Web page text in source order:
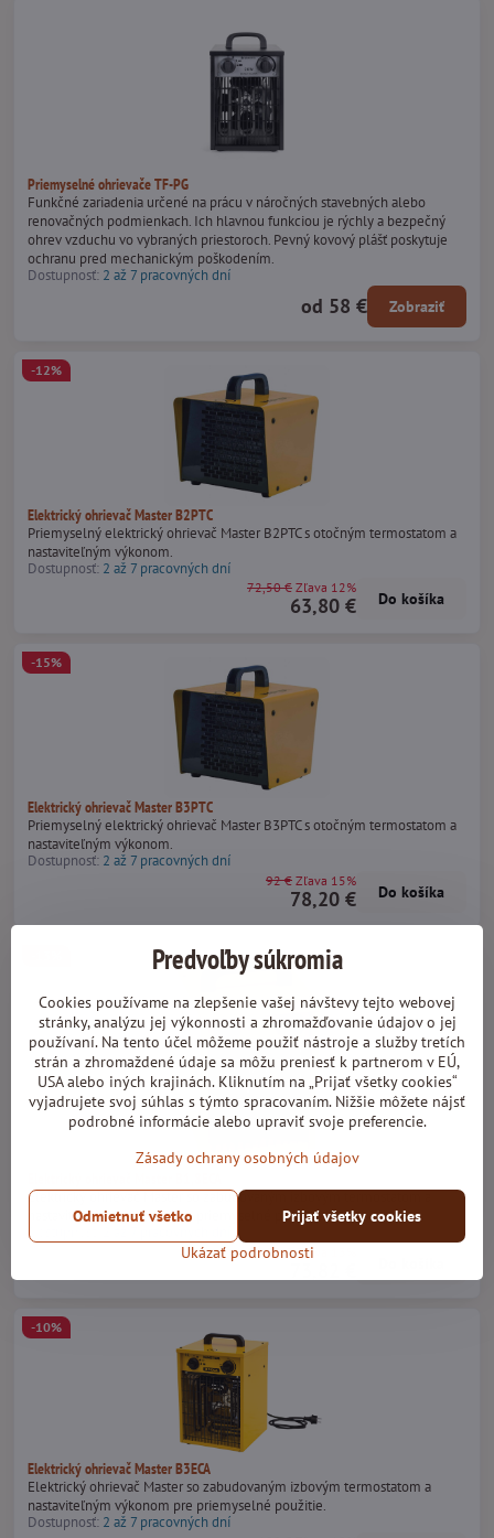
Priemyselné ohrievače TF-PG
Funkčné zariadenia určené na prácu v náročných stavebných alebo
renovačných podmienkach. Ich hlavnou funkciou je rýchly a bezpečný
ohrev vzduchu vo vybraných priestoroch. Pevný kovový plášť poskytuje
ochranu pred mechanickým poškodením.
Dostupnosť: 2 až 7 pracovných dní
od 58 € Zobraziť
Elektrický ohrievač Master B2PTC
-12%
Priemyselný elektrický ohrievač Master B2PTC s otočným termostatom a
nastaviteľným výkonom.
Dostupnosť: 2 až 7 pracovných dní
63,80 €
72,50 € Zľava 12%
Do košíka
Elektrický ohrievač Master B3PTC
-15%
Priemyselný elektrický ohrievač Master B3PTC s otočným termostatom a
nastaviteľným výkonom.
Dostupnosť: 2 až 7 pracovných dní
78,20 €
92 € Zľava 15%
Do košíka
Elektrický ohrievač Master so zabudovaným izbovým termostatom a
nastaviteľným výkonom pre priemyselné použitie.
Dostupnosť:
84,85 € Zľava 13%
Elektrický ohrievač Master B3ECA
-10%
Elektrický ohrievač Master so zabudovaným izbovým termostatom a
nastaviteľným výkonom pre priemyselné použitie.
Dostupnosť: 2 až 7 pracovných dní
Predvoľby súkromia
Cookies používame na zlepšenie vašej návštevy tejto webovej
stránky, analýzu jej výkonnosti a zhromažďovanie údajov o jej
používaní. Na tento účel môžeme použiť nástroje a služby tretích
strán a zhromaždené údaje sa môžu preniesť k partnerom v EÚ,
USA alebo iných krajinách. Kliknutím na „Prijať všetky cookies“
vyjadrujete svoj súhlas s týmto spracovaním. Nižšie môžete nájsť
podrobné informácie alebo upraviť svoje preferencie.
Zásady ochrany osobných údajov
Ukázať podrobnosti
Prijať všetky cookies
Odmietnuť všetko